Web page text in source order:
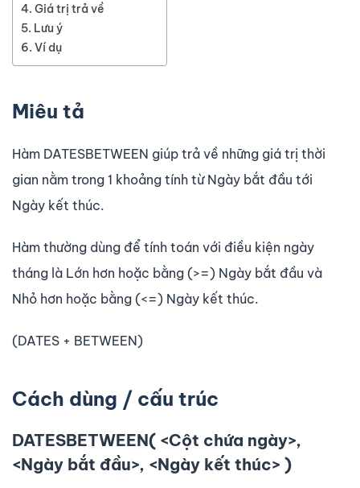
Giá trị trả về
Lưu ý
Ví dụ
Miêu tả
Hàm DATESBETWEEN giúp trả về những giá trị thời
gian nằm trong 1 khoảng tính từ Ngày bắt đầu tới
Ngày kết thúc.
Hàm thường dùng để tính toán với điều kiện ngày
tháng là Lớn hơn hoặc bằng (>=) Ngày bắt đầu và
Nhỏ hơn hoặc bằng (<=) Ngày kết thúc.
(DATES + BETWEEN)
Cách dùng / cấu trúc
DATESBETWEEN( <Cột chứa ngày>,
<Ngày bắt đầu>, <Ngày kết thúc> )